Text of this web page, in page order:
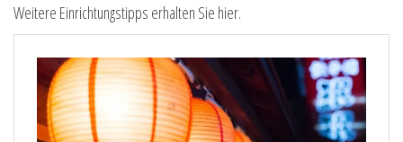
Weitere Einrichtungstipps erhalten Sie hier.